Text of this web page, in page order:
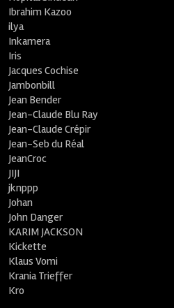
Ibrahim Kazoo
ilya
Inkamera
Iris
Jacques Cochise
Jambonbill
Jean Bender
Jean-Claude Blu Ray
Jean-Claude Crépir
Jean-Seb du Réal
JeanCroc
JIJI
jknppp
Johan
John Danger
KARIM JACKSON
Kickette
Klaus Vomi
Krania Trieffer
Kro